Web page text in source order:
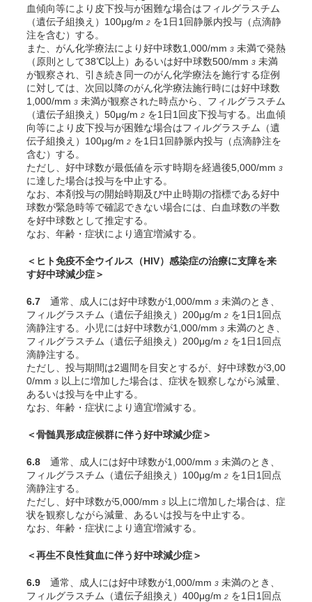
血傾向等により皮下投与が困難な場合はフィルグラスチム
（遺伝子組換え）100μg/m 2 を1日1回静脈内投与（点滴静
注を含む）する。
また、がん化学療法により好中球数1,000/mm 3 未満で発熱
（原則として38℃以上）あるいは好中球数500/mm 3 未満
が観察され、引き続き同一のがん化学療法を施行する症例
に対しては、次回以降のがん化学療法施行時には好中球数
1,000/mm 3 未満が観察された時点から、フィルグラスチム
（遺伝子組換え）50μg/m 2 を1日1回皮下投与する。出血傾
向等により皮下投与が困難な場合はフィルグラスチム（遺
伝子組換え）100μg/m 2 を1日1回静脈内投与（点滴静注を
含む）する。
ただし、好中球数が最低値を示す時期を経過後5,000/mm 3
に達した場合は投与を中止する。
なお、本剤投与の開始時期及び中止時期の指標である好中
球数が緊急時等で確認できない場合には、白血球数の半数
を好中球数として推定する。
なお、年齢・症状により適宜増減する。
＜ヒト免疫不全ウイルス（HIV）感染症の治療に支障を来
す好中球減少症＞
6.7 通常、成人には好中球数が1,000/mm 3 未満のとき、
フィルグラスチム（遺伝子組換え）200μg/m 2 を1日1回点
滴静注する。小児には好中球数が1,000/mm 3 未満のとき、
フィルグラスチム（遺伝子組換え）200μg/m 2 を1日1回点
滴静注する。
ただし、投与期間は2週間を目安とするが、好中球数が3,00
0/mm 3 以上に増加した場合は、症状を観察しながら減量、
あるいは投与を中止する。
なお、年齢・症状により適宜増減する。
＜骨髄異形成症候群に伴う好中球減少症＞
6.8 通常、成人には好中球数が1,000/mm 3 未満のとき、
フィルグラスチム（遺伝子組換え）100μg/m 2 を1日1回点
滴静注する。
ただし、好中球数が5,000/mm 3 以上に増加した場合は、症
状を観察しながら減量、あるいは投与を中止する。
なお、年齢・症状により適宜増減する。
＜再生不良性貧血に伴う好中球減少症＞
6.9 通常、成人には好中球数が1,000/mm 3 未満のとき、
フィルグラスチム（遺伝子組換え）400μg/m 2 を1日1回点